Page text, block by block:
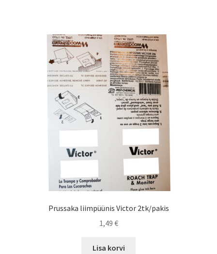
Prussaka liimpüünis Victor 2tk/pakis
1,49 €
Lisa korvi